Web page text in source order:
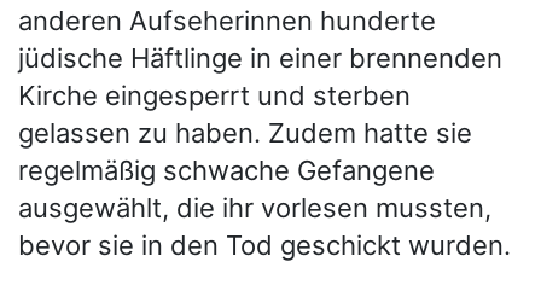
anderen Aufseherinnen hunderte
jüdische Häftlinge in einer brennenden
Kirche eingesperrt und sterben
gelassen zu haben. Zudem hatte sie
regelmäßig schwache Gefangene
ausgewählt, die ihr vorlesen mussten,
bevor sie in den Tod geschickt wurden.